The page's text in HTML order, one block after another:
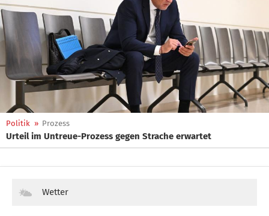
Politik » Prozess
Urteil im Untreue-Prozess gegen Strache erwartet
Wetter